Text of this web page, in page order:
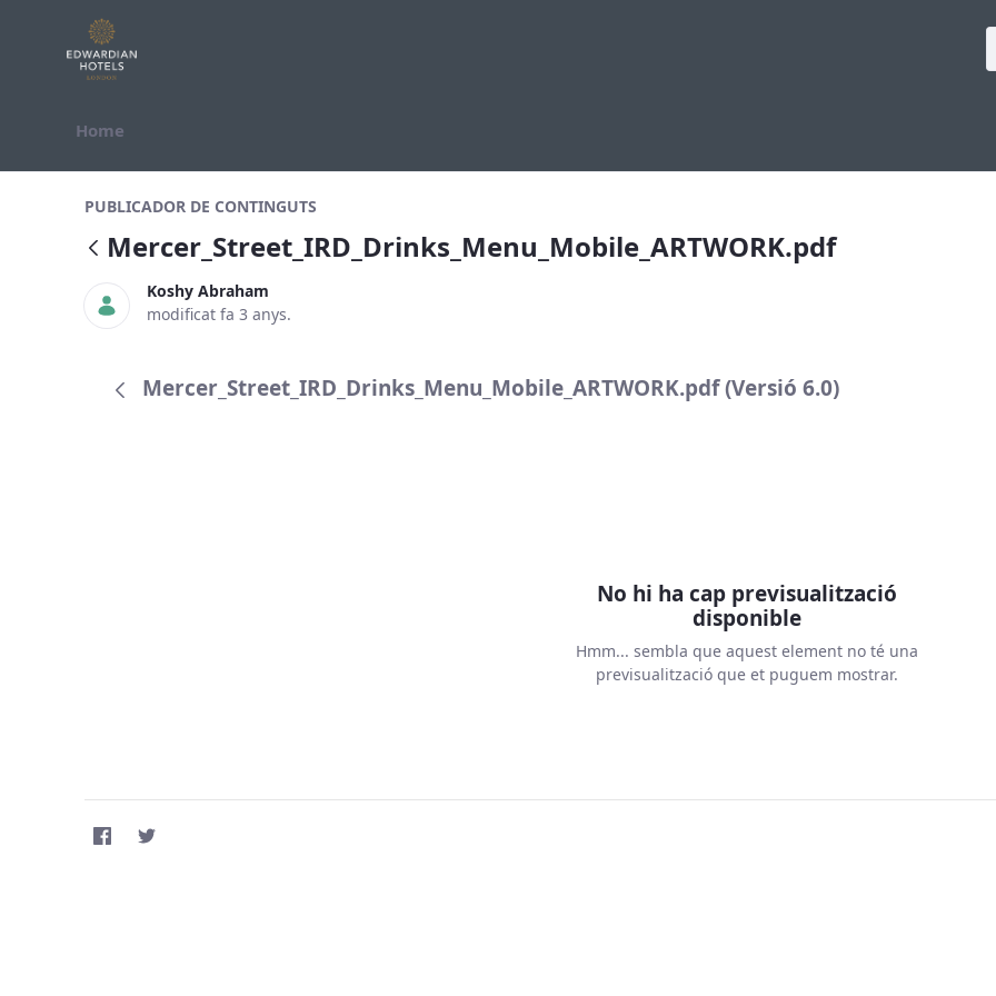
Salta al contigut
Home
PUBLICADOR DE CONTINGUTS
Mercer_Street_IRD_Drinks_Menu_Mobile_ARTWORK.pdf
Koshy Abraham
modificat fa 3 anys.
Mercer_Street_IRD_Drinks_Menu_Mobile_ARTWORK.pdf (Versió 6.0)
No hi ha cap previsualització
disponible
Hmm... sembla que aquest element no té una
previsualització que et puguem mostrar.